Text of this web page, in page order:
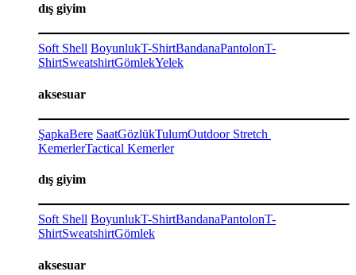
dış giyim
Soft Shell BoyunlukT-ShirtBandanaPantolonT-
ShirtSweatshirtGömlekYelek
aksesuar
ŞapkaBere SaatGözlükTulumOutdoor Stretch
KemerlerTactical Kemerler
dış giyim
Soft Shell BoyunlukT-ShirtBandanaPantolonT-
ShirtSweatshirtGömlek
aksesuar